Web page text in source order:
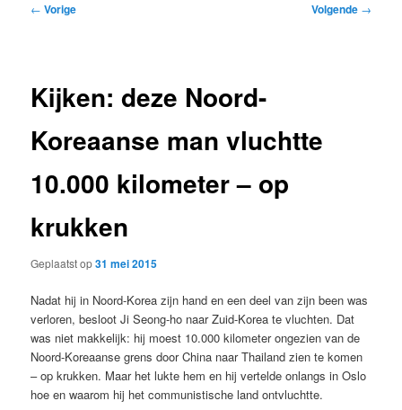
Bericht
← Vorige Volgende →
Kijken: deze Noord-
Koreaanse man vluchtte
10.000 kilometer – op
krukken
Geplaatst op31 mei 2015
Nadat hij in Noord-Korea zijn hand en een deel van zijn been was
verloren, besloot Ji Seong-ho naar Zuid-Korea te vluchten. Dat
was niet makkelijk: hij moest 10.000 kilometer ongezien van de
Noord-Koreaanse grens door China naar Thailand zien te komen
– op krukken. Maar het lukte hem en hij vertelde onlangs in Oslo
hoe en waarom hij het communistische land ontvluchtte.